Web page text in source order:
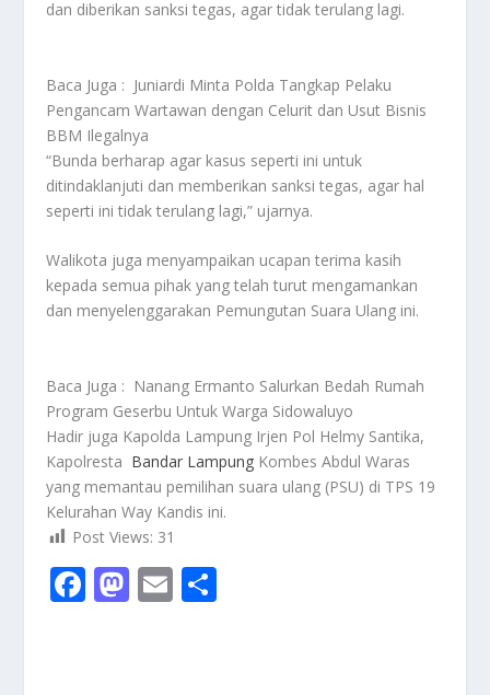
dan diberikan sanksi tegas, agar tidak terulang lagi.
Baca Juga : Juniardi Minta Polda Tangkap Pelaku
Pengancam Wartawan dengan Celurit dan Usut Bisnis
BBM Ilegalnya
“Bunda berharap agar kasus seperti ini untuk
ditindaklanjuti dan memberikan sanksi tegas, agar hal
seperti ini tidak terulang lagi,” ujarnya.
Walikota juga menyampaikan ucapan terima kasih
kepada semua pihak yang telah turut mengamankan
dan menyelenggarakan Pemungutan Suara Ulang ini.
Baca Juga : Nanang Ermanto Salurkan Bedah Rumah
Program Geserbu Untuk Warga Sidowaluyo
Hadir juga Kapolda Lampung Irjen Pol Helmy Santika,
Kapolresta Bandar Lampung Kombes Abdul Waras
yang memantau pemilihan suara ulang (PSU) di TPS 19
Kelurahan Way Kandis ini.
Post Views: 31
F M E